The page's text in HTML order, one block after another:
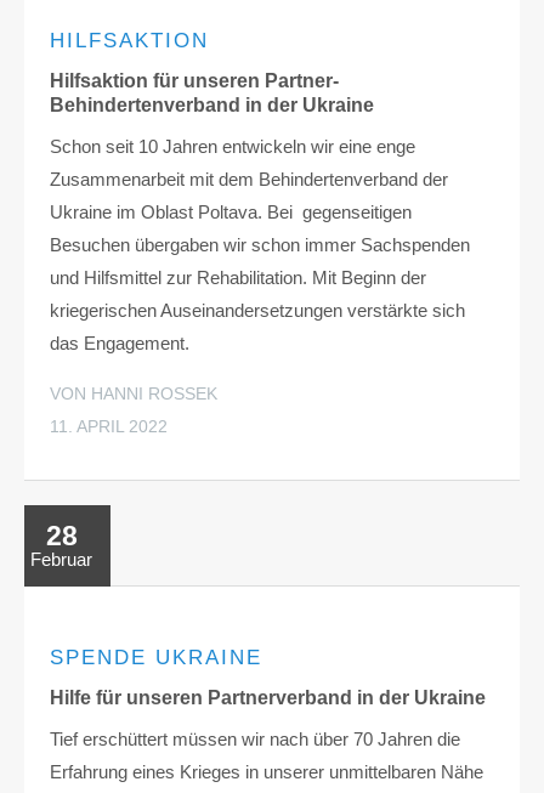
HILFSAKTION
Hilfsaktion für unseren Partner-
Behindertenverband in der Ukraine
Schon seit 10 Jahren entwickeln wir eine enge
Zusammenarbeit mit dem Behindertenverband der
Ukraine im Oblast Poltava. Bei gegenseitigen
Besuchen übergaben wir schon immer Sachspenden
und Hilfsmittel zur Rehabilitation. Mit Beginn der
kriegerischen Auseinandersetzungen verstärkte sich
das Engagement.
VON HANNI ROSSEK
11. APRIL 2022
28
Februar
SPENDE UKRAINE
Hilfe für unseren Partnerverband in der Ukraine
Tief erschüttert müssen wir nach über 70 Jahren die
Erfahrung eines Krieges in unserer unmittelbaren Nähe